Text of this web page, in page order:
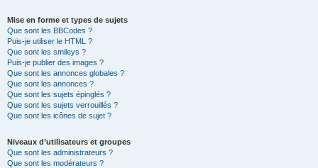
Mise en forme et types de sujets
Que sont les BBCodes ?
Puis-je utiliser le HTML ?
Que sont les smileys ?
Puis-je publier des images ?
Que sont les annonces globales ?
Que sont les annonces ?
Que sont les sujets épinglés ?
Que sont les sujets verrouillés ?
Que sont les icônes de sujet ?
Niveaux d’utilisateurs et groupes
Que sont les administrateurs ?
Que sont les modérateurs ?